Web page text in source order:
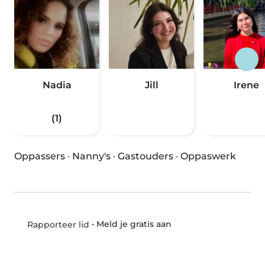
Nadia
(1)
Jill Irene
Oppassers · Nanny's · Gastouders · Oppaswerk
Rapporteer lid • Meld je gratis aan